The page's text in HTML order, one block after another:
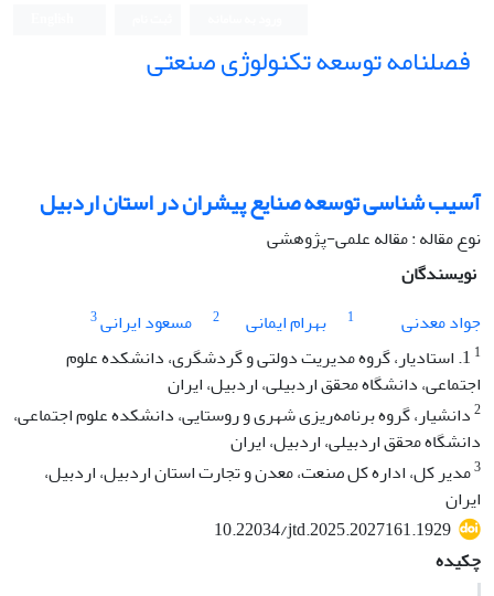
فصلنامه توسعه تکنولوژی صنعتی
آسیب شناسی توسعه صنایع پیشران در استان اردبیل
نوع مقاله : مقاله علمی-پژوهشی
نویسندگان
جواد معدنی
1 بهرام ایمانی 2 مسعود ایرانی3
1 1. استادیار، گروه مدیریت دولتی و گردشگری، دانشکده علوم
اجتماعی، دانشگاه محقق اردبیلی، اردبیل، ایران
2دانشیار، گروه برنامه‌ریزی شهری و روستایی، دانشکده علوم اجتماعی،
دانشگاه محقق اردبیلی، اردبیل، ایران
3مدیر کل، اداره کل صنعت، معدن و تجارت استان اردبیل، اردبیل،
ایران
10.22034/jtd.2025.2027161.1929
چکیده